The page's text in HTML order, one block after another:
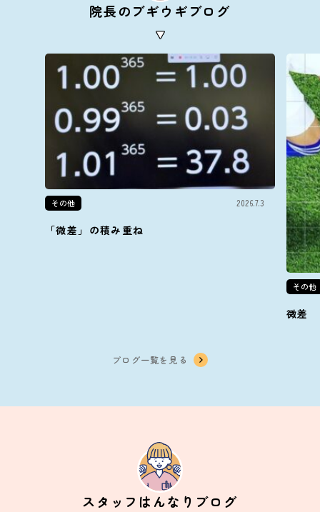
院長のブギウギブログ
その他 2026.7.3
「微差」の積み重ね
その他
微差
ブログ一覧を見る
スタッフはんなりブログ